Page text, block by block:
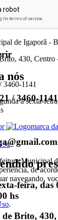
nós
/ 3460-1141
feira, das
hs
Brito,
nas redes
de Igaporã -
430,
3460-1141
à sexta-
Municipal
de
navegando,
.